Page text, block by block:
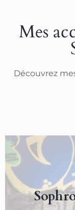
Mes
Découvrez